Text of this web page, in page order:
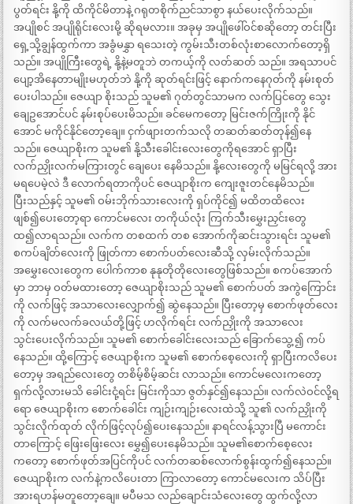
ပွတ်ရင်း နို့ကို ထိကိုင်မိတာနဲ့ ဂရုတစိုက်ညင်သာစွာ နယ်ပေးလိုက်သည်။
အပျိုစင် အပျိုရိုင်းလေးမို့ ဆိုရမလား။ အခုမှ အပျိုဖေါ်ဝင်စဆိုတော့ တင်းပြီး
ရှေ့သို့ချွန်ထွက်ကာ အခွံမနွှာ ရသေးတဲ့ ကွမ်းသီးတစ်လုံးစာလောက်တော့ရှိ
သည်။ အပျိုကြီးတွေရဲ့ နို့နဲ့မတူဘဲ တကယ့်ကို လတ်ဆတ် သည်။ အရသာပင်
ပျော့အိနေတာမျိုးမဟုတ်ဘဲ နို့ကို ဆုတ်ရင်းဖြင့် နောက်ကနေဂုတ်ကို နမ်းစုတ်
ပေးပါသည်။ ဇေယျာ စိုးသည် သူမ၏ ဂုတ်တွင်သာမက လက်ပြင်တွေ သွေး
ချေဥအောင်ပင် နမ်းစုပ်ပေးမိသည်။ ခင်မေကတော့ မြင်းဇက်ကြိုးကို နိုင်
အောင် မကိုင်နိုင်တော့ချေ။ ငှက်ဖျားတက်သလို တဆတ်ဆတ်တုန်၍နေ
သည်။ ဇေယျာစိုးက သူမ၏ နို့သီးခေါင်းလေးတွေကိုရအောင် ရှာပြီး
လက်ညှိုးလက်မကြားတွင် ချေပေး နေမိသည်။ နို့လေးတွေကို မမြင်ရလို့ အား
မရပေမဲ့လဲ ဒီ လောက်ရတာကိုပင် ဇေယျာစိုးက ကျေးဇူးတင်နေမိသည်။
ပြီးသည်နှင့် သူမ၏ ဝမ်းဘိုက်သားလေးကို ရှပ်ကိုင်၍ မထိတထိလေး
ဖျစ်၍ပေးတော့ရာ ကောင်မလေး တကိုယ်လုံး ကြက်သီးမွှေးညှင်းတွေ
ထ၍လာရသည်။ လက်က တစထက် တစ အောက်ကိုဆင်းသွားရင်း သူမ၏
စကပ်ချိတ်လေးကို ဖြုတ်ကာ စောက်ပတ်လေးဆီသို့ လှမ်းလိုက်သည်။
အမွှေးလေးတွေက ပေါက်ကာစ နုနုတိုတိုလေးတွေဖြစ်သည်။ စကပ်အောက်
မှာ ဘာမှ ဝတ်မထားတော့ ဇေယျာစိုးသည် သူမ၏ စောက်ပတ် အကွဲကြောင်း
ကို လက်ဖြင့် အသာလေးလျှောက်၍ ဆွဲနေသည်။ ပြီးတော့မှ စောက်ဖုတ်လေး
ကို လက်မလက်ခလယ်တို့ဖြင့် ဟလိုက်ရင်း လက်ညှိုးကို အသာလေး
သွင်းပေးလိုက်သည်။ သူမ၏ စောက်ခေါင်းလေးသည် ခြောက်သွေ့၍ ကပ်
နေသည်။ ထို့ကြောင့် ဇေယျာစိုးက သူမ၏ စောက်စေ့လေးကို ရှာပြီးကလိပေး
တော့မှ အရည်လေးတွေ တစိမ့်စိမ့်ဆင်း လာသည်။ ကောင်မလေးကတော့
ရှက်လို့လားမသိ ခေါင်းငုံ့ရင်း မြင်းကိုသာ ဇွတ်နှင်၍နေသည်။ လက်လဲဝင်လို့ရ
ရော ဇေယျာစိုးက စောက်ခေါင်း ကျဉ်းကျဉ်းလေးထဲသို့ သူ၏ လက်ညှိုးကို
သွင်းလိုက်ထုတ် လိုက်ဖြင့်လုပ်၍ပေးနေသည်။ နာရင်လန့်သွားပြီ မကောင်း
တာကြောင့် ဖြေးဖြေးလေး မွှေ၍ပေးနေမိသည်။ သူမ၏စောက်စေ့လေး
ကတော့ စောက်ဖုတ်အပြင်ကိုပင် လက်တဆစ်လောက်စွန်းထွက်၍နေသည်။
ဇေယျာစိုးက လက်နဲ့ကလိပေးတာ ကြာလာတော့ ကောင်မလေးက သိပ်ပြီး
အားရဟန်မတူတော့ချေ။ မပီမသ လည်ချောင်းသံလေးတွေ ထွက်လို့လာ